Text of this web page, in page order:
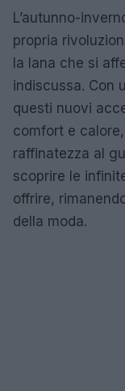
L’autunno-
propria
la lana che si
indiscussa. Con
questi nuovi
comfort e
raffinatezza al
scoprire le
offrire,
della moda.